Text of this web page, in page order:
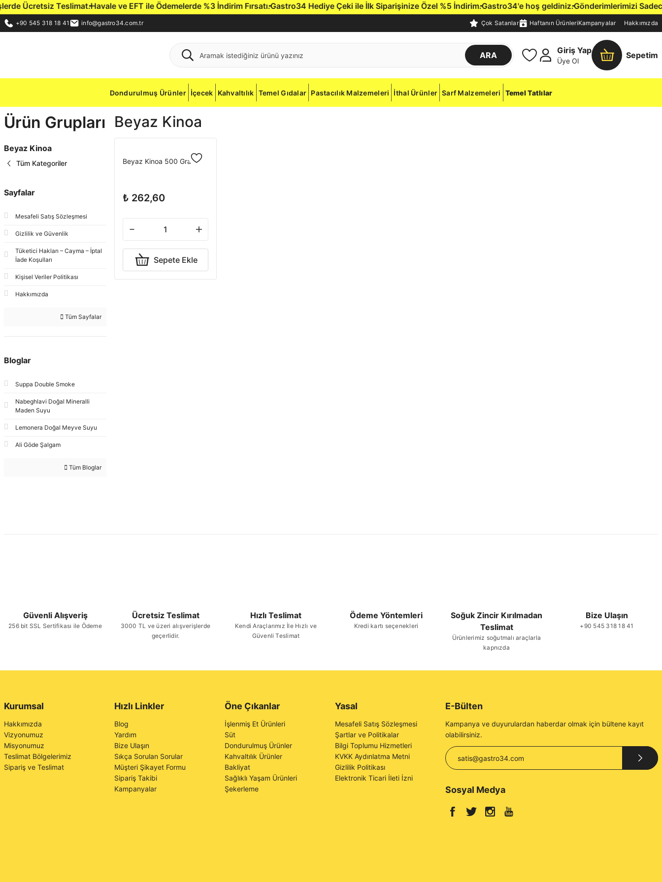
Ücretsiz Teslimat.Havale ve EFT ile Ödemelerde %3 İndirim Fırsatı.Gastro34 Hediye Çeki ile İlk Siparişinize Özel %5 İndirim.Gastro34'e hoş geldiniz.Gönderimlerimizi Sadece
+90 545 318 18 41 info@gastro34.com.tr Çok Satanlar Haftanın ÜrünleriKampanyalar Hakkımızda
ARA
Giriş Yap
Üye Ol
Sepetim
Dondurulmuş Ürünler İçecek Kahvaltılık Temel Gıdalar Pastacılık Malzemeleri İthal Ürünler Sarf Malzemeleri Temel Tatlılar
Ürün Grupları
Beyaz Kinoa
Tüm Kategoriler
Sayfalar
Mesafeli Satış Sözleşmesi
Gizlilik ve Güvenlik
Tüketici Hakları – Cayma – İptal
İade Koşulları
Kişisel Veriler Politikası
Hakkımızda
Tüm Sayfalar
Bloglar
Suppa Double Smoke
Nabeghlavi Doğal Mineralli
Maden Suyu
Lemonera Doğal Meyve Suyu
Ali Göde Şalgam
Tüm Bloglar
Beyaz Kinoa
Beyaz Kinoa 500 Gram
₺ 262,60
Sepete Ekle
Güvenli Alışveriş
256 bit SSL Sertifikası ile Ödeme
Ücretsiz Teslimat
3000 TL ve üzeri alışverişlerde
geçerlidir.
Hızlı Teslimat
Kendi Araçlarımız İle Hızlı ve
Güvenli Teslimat
Ödeme Yöntemleri
Kredi kartı seçenekleri
Soğuk Zincir Kırılmadan
Teslimat
Ürünlerimiz soğutmalı araçlarla
kapnızda
Bize Ulaşın
+90 545 318 18 41
Kurumsal
Hakkımızda
Vizyonumuz
Misyonumuz
Teslimat Bölgelerimiz
Sipariş ve Teslimat
Hızlı Linkler
Blog
Yardım
Bize Ulaşın
Sıkça Sorulan Sorular
Müşteri Şikayet Formu
Sipariş Takibi
Kampanyalar
Öne Çıkanlar
İşlenmiş Et Ürünleri
Süt
Dondurulmuş Ürünler
Kahvaltılık Ürünler
Bakliyat
Sağlıklı Yaşam Ürünleri
Şekerleme
Yasal
Mesafeli Satış Sözleşmesi
Şartlar ve Politikalar
Bilgi Toplumu Hizmetleri
KVKK Aydınlatma Metni
Gizlilik Politikası
Elektronik Ticari İleti İzni
E-Bülten
Kampanya ve duyurulardan haberdar olmak için bültene kayıt
olabilirsiniz.
Sosyal Medya